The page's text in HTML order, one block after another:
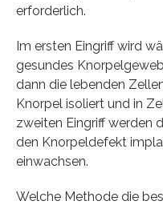
erforderlich.
Im ersten Eingriff wird
gesundes
dann die lebenden
Knorpel isoliert und in
zweiten Eingriff werden
den Knorpeldefekt
einwachsen.
Welche Methode die